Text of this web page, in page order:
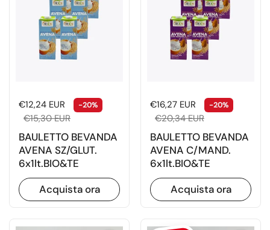
Prezzo di listino
€12,24 EUR -20%
Prezzo di vendita
€15,30 EUR
BAULETTO BEVANDA
AVENA SZ/GLUT.
6x1lt.BIO&TE
Acquista ora
Prezzo di listino
€16,27 EUR -20%
€20,34 EUR
BAULETTO BEVANDA
AVENA C/MAND.
6x1lt.BIO&TE
Acquista ora